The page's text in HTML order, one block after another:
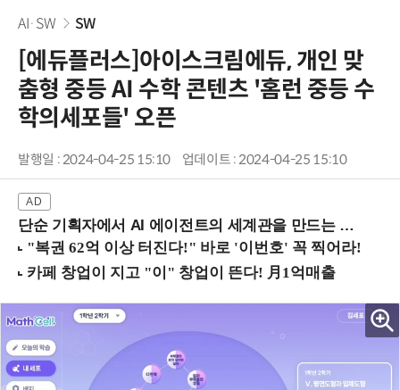
AI·SW SW
[에듀플러스]아이스크림에듀, 개인 맞
춤형 중등 AI 수학 콘텐츠 '홈런 중등 수
학의세포들' 오픈
발행일 : 2024-04-25 15:10 업데이트 : 2024-04-25 15:10
단순 기획자에서 AI 에이전트의 세계관을 만드는 지식 설계자로.. (8/20 강남역)